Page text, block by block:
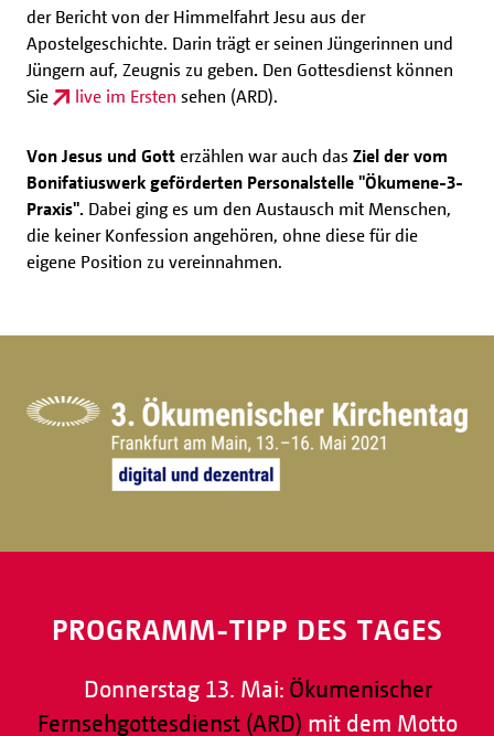
der Bericht von der Himmelfahrt Jesu aus der
Apostelgeschichte. Darin trägt er seinen Jüngerinnen und
Jüngern auf, Zeugnis zu geben. Den Gottesdienst können
Sie
live im Ersten sehen (ARD).
Von Jesus und Gott erzählen war auch das Ziel der vom
Bonifatiuswerk geförderten Personalstelle "Ökumene-3-
Praxis". Dabei ging es um den Austausch mit Menschen,
die keiner Konfession angehören, ohne diese für die
eigene Position zu vereinnahmen.
PROGRAMM-TIPP DES TAGES
Donnerstag 13. Mai: Ökumenischer
Fernsehgottesdienst (ARD) mit dem Motto